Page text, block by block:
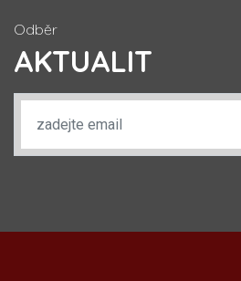
Odběr
AKTUALIT